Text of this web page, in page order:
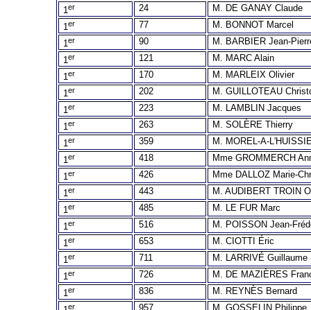
1er 24
M. DE GANAY Claude
1er 77
M. BONNOT Marcel
1er 90
M. BARBIER Jean-
1er 121
M. MARC Alain
1er 170
M. MARLEIX Olivier
1er 202
M. GUILLOTEAU
1er 223
M. LAMBLIN Jacques
1er 263
M. SOLÈRE Thierry
1er 359
M. MOREL-A-
1er 418
Mme GROMMERCH
1er 426
Mme DALLOZ Marie-
1er 443
M. AUDIBERT TROIN
1er 485
M. LE FUR Marc
1er 516
M. POISSON Jean-
1er 653
M. CIOTTI Éric
1er 711
M. LARRIVÉ Guillaume
1er 726
M. DE MAZIÈRES
1er 836
M. REYNÈS Bernard
er 957
M. GOSSELIN Philippe